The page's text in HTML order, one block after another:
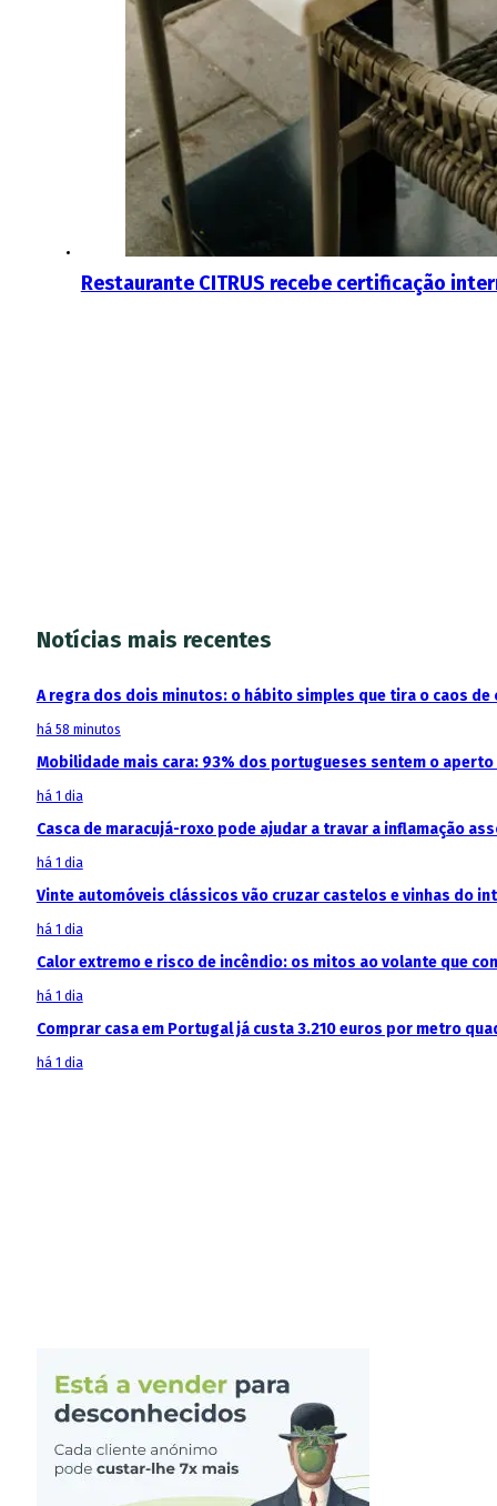
Restaurante CITRUS recebe certificação
Notícias mais recentes
A regra dos dois minutos: o hábito simples que tira o caos de
há 58 minutos
Mobilidade mais cara: 93% dos portugueses sentem o
há 1 dia
Casca de maracujá-roxo pode ajudar a travar a inflamação
há 1 dia
Vinte automóveis clássicos vão cruzar castelos e vinhas do
há 1 dia
Calor extremo e risco de incêndio: os mitos ao volante que
há 1 dia
Comprar casa em Portugal já custa 3.210 euros por metro
há 1 dia